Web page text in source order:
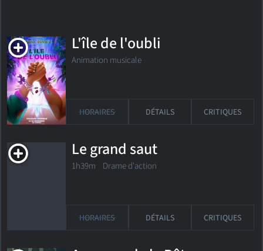
L'île de l'oubli
Animation musicale
HORAIRES DÉTAILS CRITIQUES
Le grand saut
1h39m Drame d'action
HORAIRES DÉTAILS CRITIQUES